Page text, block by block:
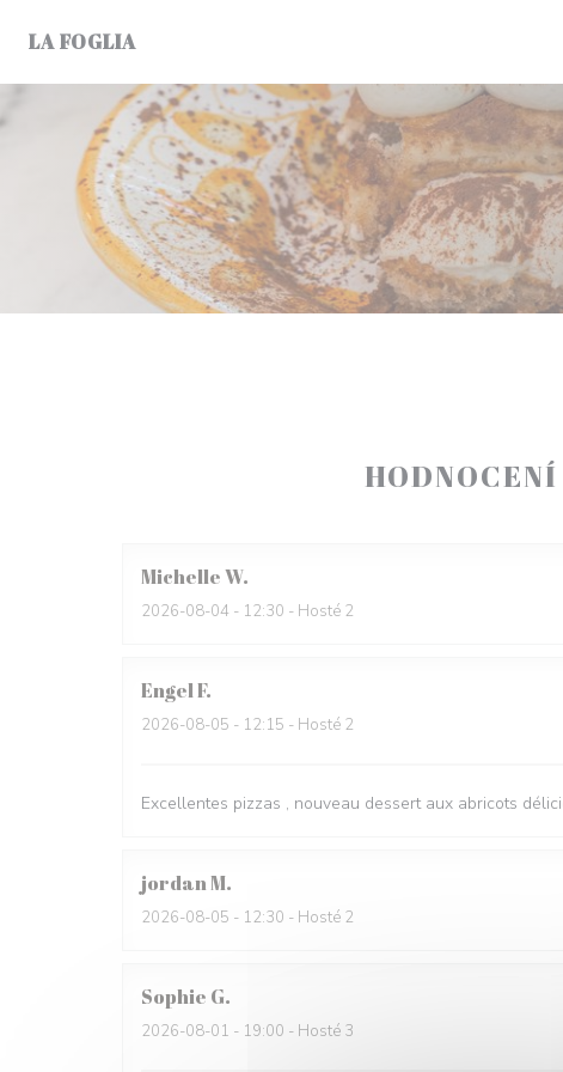
LA FOGLIA
MichelleW
2026-08-04 - 12:30 - Hosté 2
EngelF
2026-08-05 - 12:15 - Hosté 2
Excellentes pizzas , nouveau dessert aux abricots
jordanM
2026-08-05 - 12:30 - Hosté 2
Sophie G
2026-08-01 - 19:00 - Hosté 3